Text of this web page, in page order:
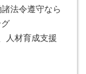
法令遵守なら
人材育成支援